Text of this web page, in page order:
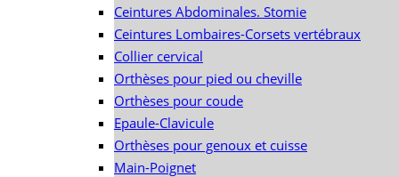
Ceintures Abdominales. Stomie
Ceintures Lombaires-Corsets vertébraux
Collier cervical
Orthèses pour pied ou cheville
Orthèses pour coude
Epaule-Clavicule
Orthèses pour genoux et cuisse
Main-Poignet